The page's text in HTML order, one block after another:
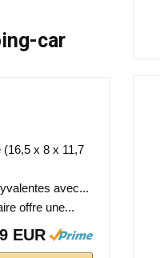
car
x 8 x 11,7
avec...
offre une...
EUR